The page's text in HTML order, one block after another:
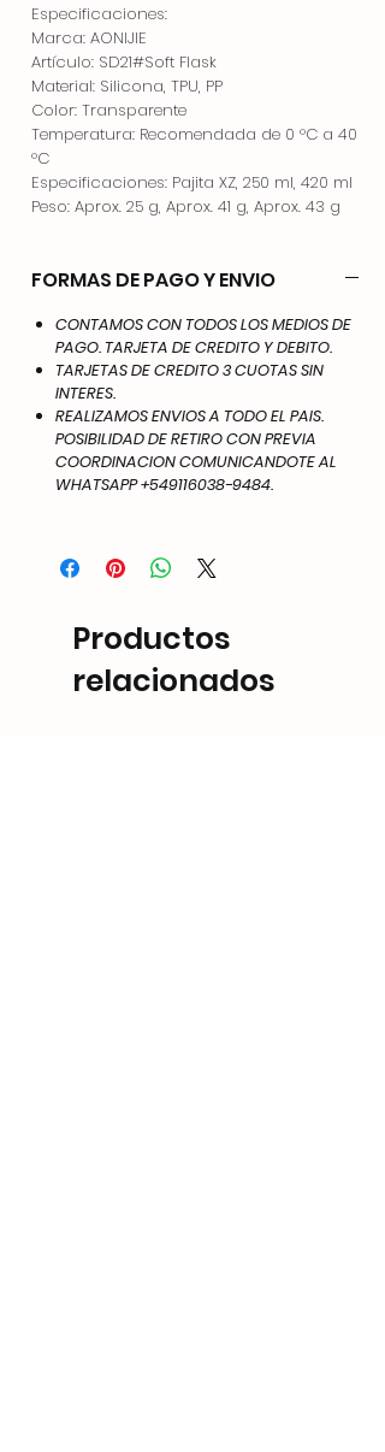
Especificaciones:
Marca: AONIJIE
Artículo: SD21#Soft Flask
Material: Silicona, TPU, PP
Color: Transparente
Temperatura: Recomendada de 0 °C a 40
°C
Especificaciones: Pajita XZ, 250 ml, 420 ml
Peso: Aprox. 25 g, Aprox. 41 g, Aprox. 43 g
FORMAS DE PAGO Y ENVIO
CONTAMOS CON TODOS LOS MEDIOS DE
PAGO. TARJETA DE CREDITO Y DEBITO.
TARJETAS DE CREDITO 3 CUOTAS SIN
INTERES.
REALIZAMOS ENVIOS A TODO EL PAIS.
POSIBILIDAD DE RETIRO CON PREVIA
COORDINACION COMUNICANDOTE AL
WHATSAPP +549116038-9484.
Productos
relacionados